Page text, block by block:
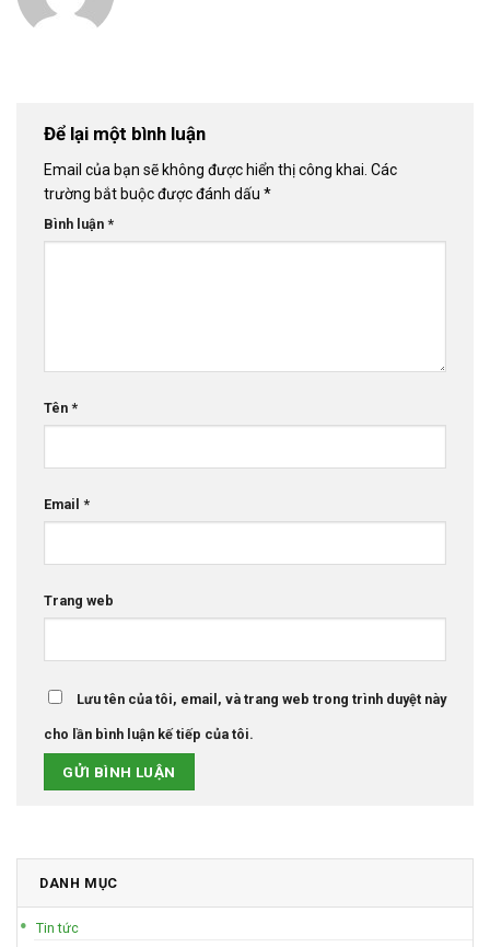
Để lại một bình luận
Email của bạn sẽ không được hiển thị công khai. Các
trường bắt buộc được đánh dấu *
Bình luận *
Tên *
Email *
Trang web
Lưu tên của tôi, email, và trang web trong trình duyệt này
cho lần bình luận kế tiếp của tôi.
DANH MỤC
Tin tức